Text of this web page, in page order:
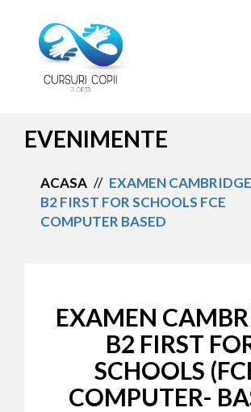
EVENIMENTE
ACASA // EXAMEN CAMBRIDGE
B2 FIRST FOR SCHOOLS FCE
COMPUTER BASED
EXAMEN
B2 FIRST
SCHOOLS
COMPUTER-